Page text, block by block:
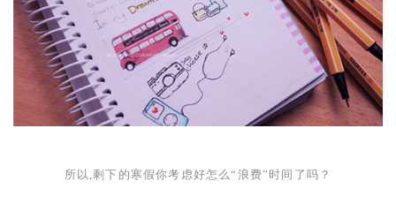
所以,剩下的寒假你考虑好怎么“浪费”时间了吗？